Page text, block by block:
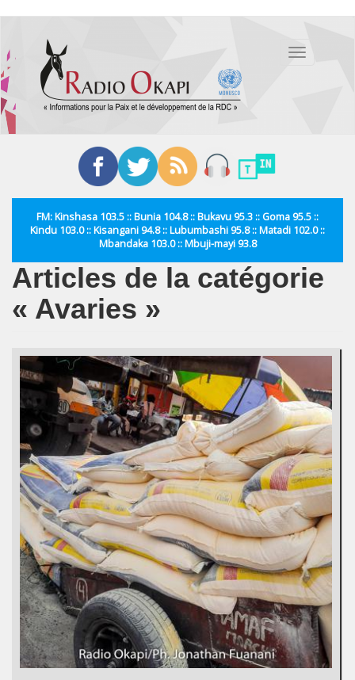
contenu
principal
Toggle
FM: Kinshasa 103.5 :: Bunia 104.8 :: Bukavu 95.3 :: Goma 95.5 ::
Kindu 103.0 :: Kisangani 94.8 :: Lubumbashi 95.8 :: Matadi 102.0 ::
Mbandaka 103.0 :: Mbuji-mayi 93.8
Articles de la catégorie
« Avaries »